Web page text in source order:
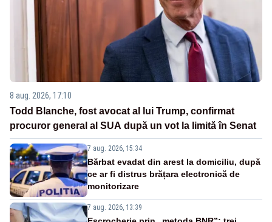
8 aug. 2026, 17:10
Todd Blanche, fost avocat al lui Trump, confirmat
procuror general al SUA după un vot la limită în Senat
7 aug. 2026, 15:34
Bărbat evadat din arest la domiciliu, după
ce ar fi distrus brățara electronică de
monitorizare
7 aug. 2026, 13:39